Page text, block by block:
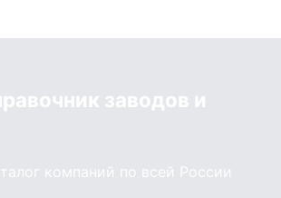
заводов и
компаний по всей России